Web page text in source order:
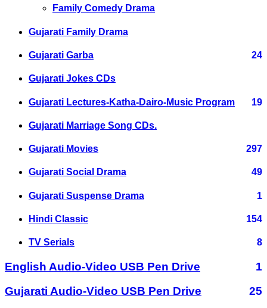
Family Comedy Drama
Gujarati Family Drama
Gujarati Garba 24
Gujarati Jokes CDs
Gujarati Lectures-Katha-Dairo-Music Program 19
Gujarati Marriage Song CDs.
Gujarati Movies 297
Gujarati Social Drama 49
Gujarati Suspense Drama 1
Hindi Classic 154
TV Serials 8
English Audio-Video USB Pen Drive
1
Gujarati Audio-Video USB Pen Drive
25